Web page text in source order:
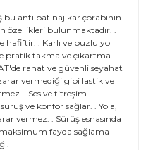
anti patinaj kar çorabının
bulunmaktadır. .
hafiftir. . Karlı ve buzlu yol
pratik takma ve çıkartma
rahat ve güvenli seyahat
vermediği gibi lastik ve
. Ses ve titreşim
ve konfor sağlar. . Yola,
vermez. . Sürüş esnasında
fayda sağlama